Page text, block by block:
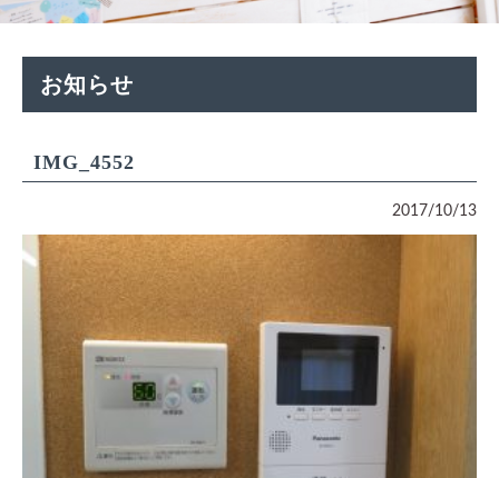
お知らせ
IMG_4552
2017/10/13